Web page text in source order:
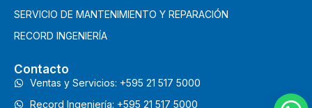
SERVICIO DE MANTENIMIENTO Y REPARACIÓN
RECORD INGENIERÍA
Contacto
Ventas y Servicios: +595 21 517 5000
Record Ingeniería: +595 21 517 5000